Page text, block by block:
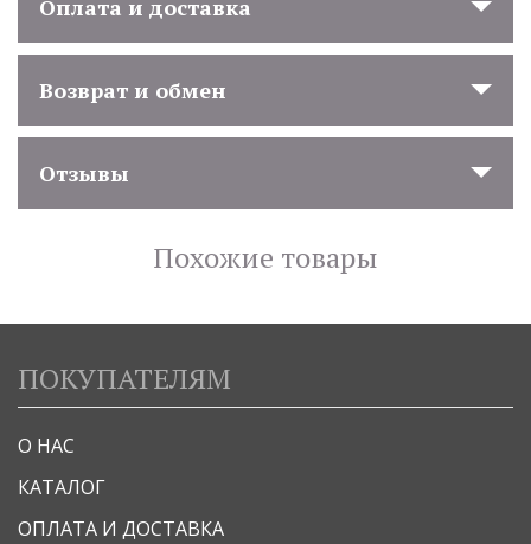
Оплата и доставка
Возврат и обмен
Отзывы
Похожие товары
ПОКУПАТЕЛЯМ
О НАС
КАТАЛОГ
ОПЛАТА И ДОСТАВКА